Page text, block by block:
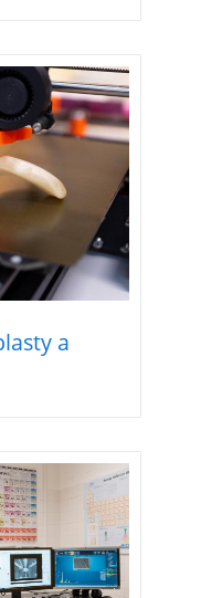
a